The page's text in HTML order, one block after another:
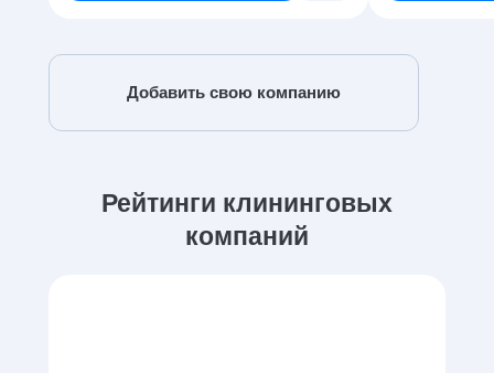
Добавить свою компанию
Рейтинги клининговых
компаний